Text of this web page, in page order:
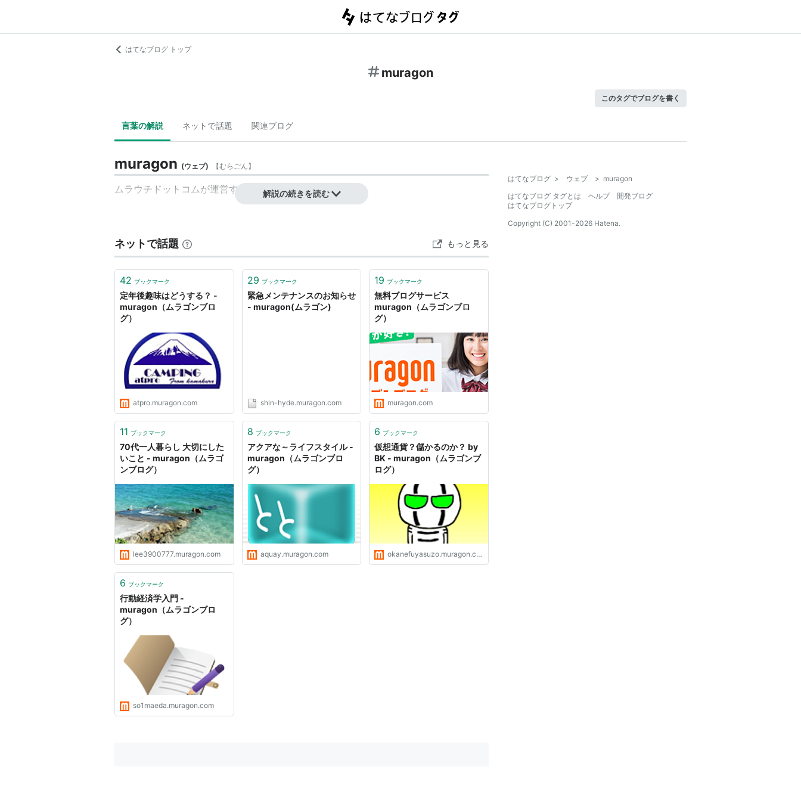
はてなブログ トップ
muragon
このタグでブログを書く
言葉の解説 ネットで話題 関連ブログ
muragon (ウェブ) 【むらごん】
ムラウチドットコムが運営するブログサービス。
解説の続きを読む
ネットで話題 もっと見る
42 ブックマーク
定年後趣味はどうする？ -
muragon（ムラゴンブロ
グ）
atpro.muragon.com
29 ブックマーク
緊急メンテナンスのお知らせ
- muragon(ムラゴン)
shin-hyde.muragon.com
19 ブックマーク
無料ブログサービス
muragon（ムラゴンブロ
グ）
muragon.com
11 ブックマーク
70代一人暮らし 大切にした
いこと - muragon（ムラゴ
ンブログ）
lee3900777.muragon.com
8 ブックマーク
アクアな～ライフスタイル -
muragon（ムラゴンブロ
グ）
aquay.muragon.com
6 ブックマーク
仮想通貨？儲かるのか？ by
BK - muragon（ムラゴンブ
ログ）
okanefuyasuzo.muragon.com
6 ブックマーク
行動経済学入門 -
muragon（ムラゴンブロ
グ）
so1maeda.muragon.com
はてなブログ > ウェブ > muragon
はてなブログ タグとは
ヘルプ
開発ブログ
はてなブログトップ
Copyright (C) 2001-2026 Hatena.